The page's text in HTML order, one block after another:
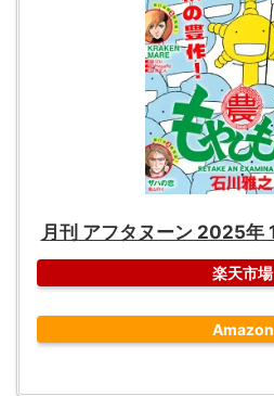
月刊 アフタヌーン 2025年
楽天市場
Amazon